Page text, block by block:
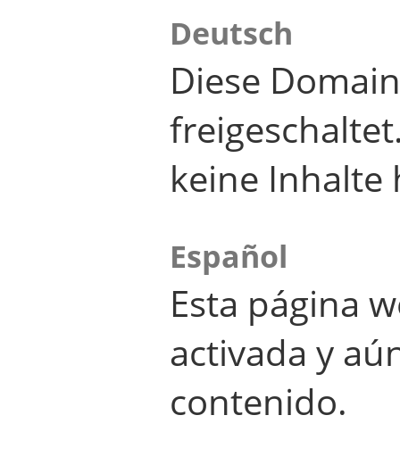
Deutsch
Diese
keine Inhalte
Español
Esta página
activada y
contenido.